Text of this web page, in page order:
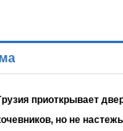
приоткрывает
но не настежь